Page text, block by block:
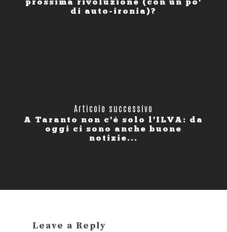
di auto-ironia)?
Articolo successivo
A Taranto non c'è solo l'ILVA: da
oggi ci sono anche buone
notizie...
Leave a Reply